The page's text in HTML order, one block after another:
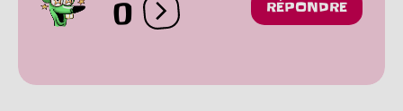
0 Ouvrir les réactions
RÉPONDRE